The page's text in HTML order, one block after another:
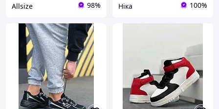
Allsize 98% Ніка 100%